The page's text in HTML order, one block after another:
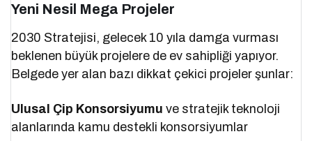
Yeni Nesil Mega Projeler
2030 Stratejisi, gelecek 10 yıla damga vurması
beklenen büyük projelere de ev sahipliği yapıyor.
Belgede yer alan bazı dikkat çekici projeler şunlar:
Ulusal Çip Konsorsiyumu ve stratejik teknoloji
alanlarında kamu destekli konsorsiyumlar